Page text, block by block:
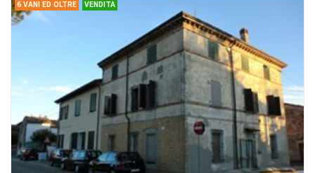
CASA
6 VANI ED OLTRE VENDITA